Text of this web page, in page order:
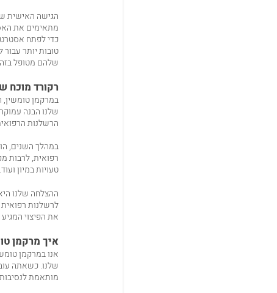
הגישה האישית
מתאימים את
כדי לפתח
טובות יותר
שלהם מטופל
רקורד מוכח
במרקמן טומשין,
שלנו הבנה
הרשלנות
במהלך השנים,
רפואית, לרבות
טעויות במיון ועוד.
ההצלחה שלנו
לרשלנות
את הפיצוי
איך מרקמן
אנו במרקמן
שלנו. כשאתה
מותאמת